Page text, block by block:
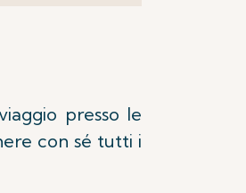
presso le
con sé tutti i